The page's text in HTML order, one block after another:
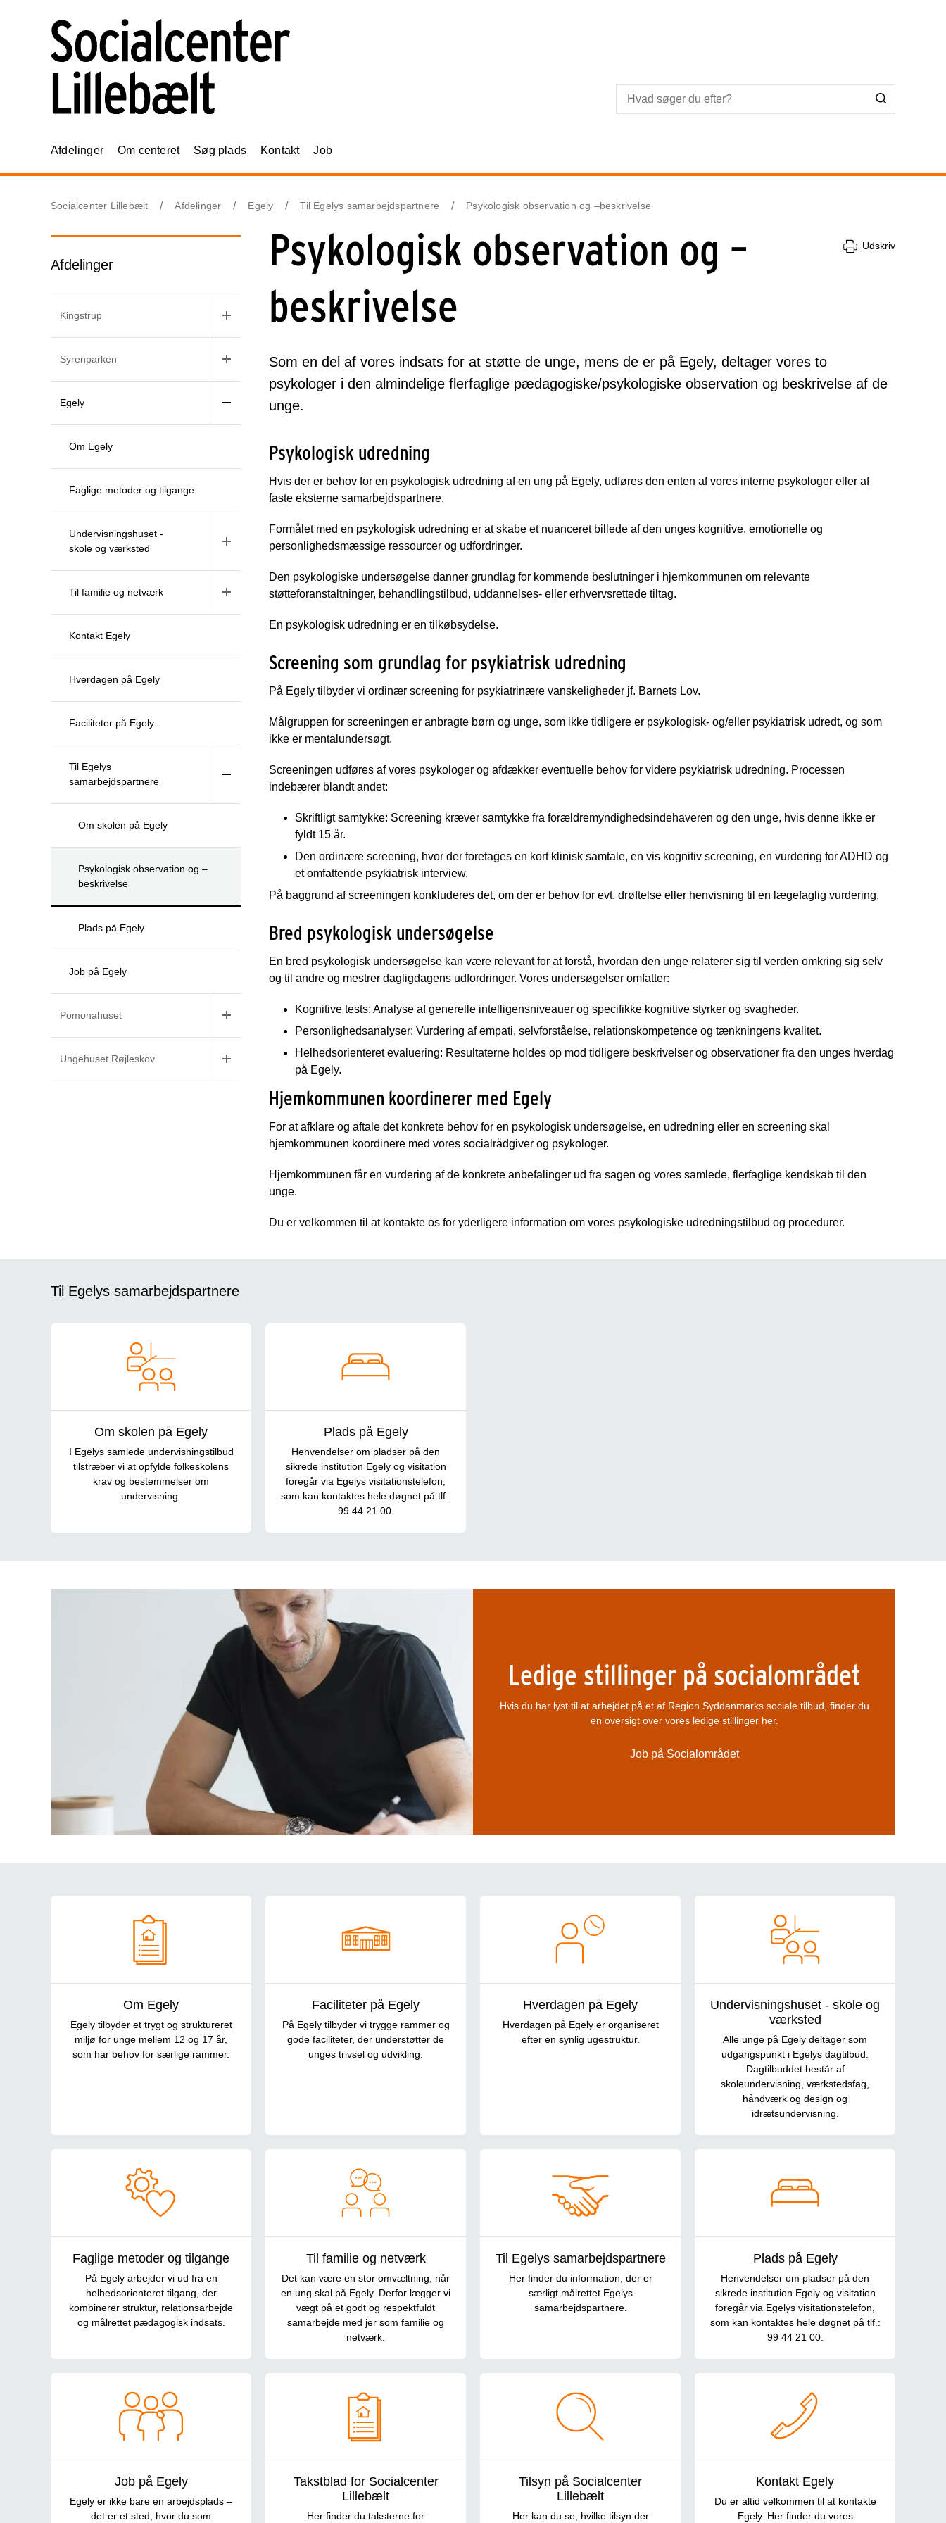
Afdelinger Om centeret Søg plads Kontakt Job
Socialcenter Lillebælt Afdelinger Egely Til Egelys samarbejdspartnere Psykologisk observation og –beskrivelse
Afdelinger
Kingstrup
Syrenparken
Egely
Om Egely
Faglige metoder og tilgange
Undervisningshuset -
skole og værksted
Til familie og netværk
Kontakt Egely
Hverdagen på Egely
Faciliteter på Egely
Til Egelys
samarbejdspartnere
Om skolen på Egely
Psykologisk observation og –
beskrivelse
Plads på Egely
Job på Egely
Pomonahuset
Ungehuset Røjleskov
Psykologisk observation og –
beskrivelse
Udskriv
Som en del af vores indsats for at støtte de unge, mens de er på Egely, deltager vores to
psykologer i den almindelige flerfaglige pædagogiske/psykologiske observation og beskrivelse af de
unge.
Psykologisk udredning
Hvis der er behov for en psykologisk udredning af en ung på Egely, udføres den enten af vores interne psykologer eller af
faste eksterne samarbejdspartnere.
Formålet med en psykologisk udredning er at skabe et nuanceret billede af den unges kognitive, emotionelle og
personlighedsmæssige ressourcer og udfordringer.
Den psykologiske undersøgelse danner grundlag for kommende beslutninger i hjemkommunen om relevante
støtteforanstaltninger, behandlingstilbud, uddannelses- eller erhvervsrettede tiltag.
En psykologisk udredning er en tilkøbsydelse.
Screening som grundlag for psykiatrisk udredning
På Egely tilbyder vi ordinær screening for psykiatrinære vanskeligheder jf. Barnets Lov.
Målgruppen for screeningen er anbragte børn og unge, som ikke tidligere er psykologisk- og/eller psykiatrisk udredt, og som
ikke er mentalundersøgt.
Screeningen udføres af vores psykologer og afdækker eventuelle behov for videre psykiatrisk udredning. Processen
indebærer blandt andet:
Skriftligt samtykke: Screening kræver samtykke fra forældremyndighedsindehaveren og den unge, hvis denne ikke er
fyldt 15 år.
Den ordinære screening, hvor der foretages en kort klinisk samtale, en vis kognitiv screening, en vurdering for ADHD og
et omfattende psykiatrisk interview.
På baggrund af screeningen konkluderes det, om der er behov for evt. drøftelse eller henvisning til en lægefaglig vurdering.
Bred psykologisk undersøgelse
En bred psykologisk undersøgelse kan være relevant for at forstå, hvordan den unge relaterer sig til verden omkring sig selv
og til andre og mestrer dagligdagens udfordringer. Vores undersøgelser omfatter:
Kognitive tests: Analyse af generelle intelligensniveauer og specifikke kognitive styrker og svagheder.
Personlighedsanalyser: Vurdering af empati, selvforståelse, relationskompetence og tænkningens kvalitet.
Helhedsorienteret evaluering: Resultaterne holdes op mod tidligere beskrivelser og observationer fra den unges hverdag
på Egely.
Hjemkommunen koordinerer med Egely
For at afklare og aftale det konkrete behov for en psykologisk undersøgelse, en udredning eller en screening skal
hjemkommunen koordinere med vores socialrådgiver og psykologer.
Hjemkommunen får en vurdering af de konkrete anbefalinger ud fra sagen og vores samlede, flerfaglige kendskab til den
unge.
Du er velkommen til at kontakte os for yderligere information om vores psykologiske udredningstilbud og procedurer.
Til Egelys samarbejdspartnere
Om skolen på Egely
I Egelys samlede undervisningstilbud
tilstræber vi at opfylde folkeskolens
krav og bestemmelser om
undervisning.
Plads på Egely
Henvendelser om pladser på den
sikrede institution Egely og visitation
foregår via Egelys visitationstelefon,
som kan kontaktes hele døgnet på tlf.:
99 44 21 00.
Ledige stillinger på socialområdet
Hvis du har lyst til at arbejdet på et af Region Syddanmarks sociale tilbud, finder du
en oversigt over vores ledige stillinger her.
Job på Socialområdet
Om Egely
Egely tilbyder et trygt og struktureret
miljø for unge mellem 12 og 17 år,
som har behov for særlige rammer.
Faciliteter på Egely
På Egely tilbyder vi trygge rammer og
gode faciliteter, der understøtter de
unges trivsel og udvikling.
Hverdagen på Egely
Hverdagen på Egely er organiseret
efter en synlig ugestruktur.
Undervisningshuset - skole og
værksted
Alle unge på Egely deltager som
udgangspunkt i Egelys dagtilbud.
Dagtilbuddet består af
skoleundervisning, værkstedsfag,
håndværk og design og
idrætsundervisning.
Faglige metoder og tilgange
På Egely arbejder vi ud fra en
helhedsorienteret tilgang, der
kombinerer struktur, relationsarbejde
og målrettet pædagogisk indsats.
Til familie og netværk
Det kan være en stor omvæltning, når
en ung skal på Egely. Derfor lægger vi
vægt på et godt og respektfuldt
samarbejde med jer som familie og
netværk.
Til Egelys samarbejdspartnere
Her finder du information, der er
særligt målrettet Egelys
samarbejdspartnere.
Plads på Egely
Henvendelser om pladser på den
sikrede institution Egely og visitation
foregår via Egelys visitationstelefon,
som kan kontaktes hele døgnet på tlf.:
99 44 21 00.
Job på Egely
Egely er ikke bare en arbejdsplads –
det er et sted, hvor du som
Takstblad for Socialcenter
Lillebælt
Her finder du taksterne for
Tilsyn på Socialcenter
Lillebælt
Her kan du se, hvilke tilsyn der
Kontakt Egely
Du er altid velkommen til at kontakte
Egely. Her finder du vores